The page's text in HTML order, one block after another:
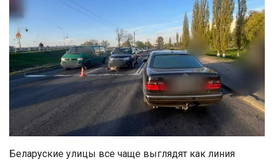
Беларуские улицы все чаще выглядят как линия